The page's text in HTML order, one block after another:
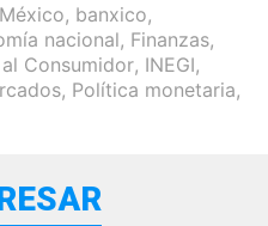
, banxico,
nacional, Finanzas,
Consumidor, INEGI,
, Política monetaria,